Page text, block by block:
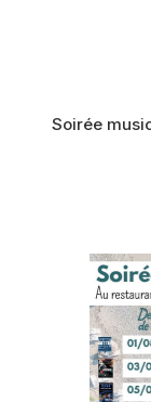
Soirée